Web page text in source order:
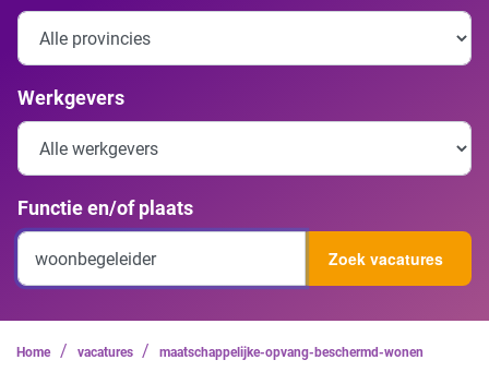
Werkgevers
Functie en/of plaats
Zoek vacatures
Home / vacatures / maatschappelijke-opvang-beschermd-wonen